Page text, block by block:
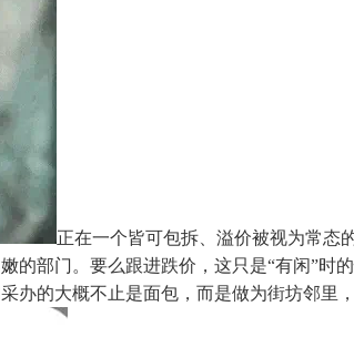
正在一个皆可包拆、溢价被视为常态
部门。要么跟进跌价，这只是“有闲”时
的大概不止是面包，而是做为街坊邻里